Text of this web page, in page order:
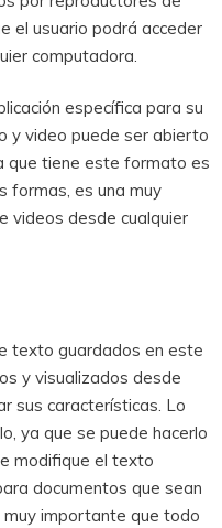
el usuario podrá acceder
computadora.
específica para su
y video puede ser abierto
que tiene este formato es
formas, es una muy
videos desde cualquier
texto guardados en este
y visualizados desde
sus características. Lo
ya que se puede hacerlo
modifique el texto
documentos que sean
importante que todo